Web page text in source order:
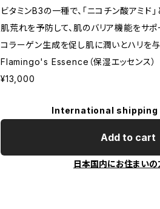
ビタミンB3の一種で、「ニコチン酸アミド
肌荒れを予防して、肌のバリア機能をサポ
コラーゲン生成を促し肌に潤いとハリを与
Flamingo's Essence（保湿エッセンス）
¥13,000
International shipping
Add to cart
日本国内にお住まいの